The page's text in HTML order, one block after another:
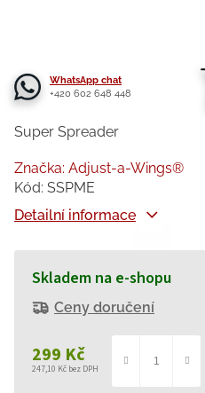
WhatsApp chat
+420 602 648 448
299 Kč
247,10 Kč bez DPH
Skladem na e-shopu
Ceny doručení
Super Spreader
Detailní informace
Značka: Adjust-a-Wings®
Kód: SSPME